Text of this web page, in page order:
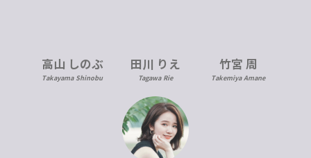
高山 しのぶ
Takayama Shinobu
田川 りえ
Tagawa Rie
竹宮 周
Takemiya Amane